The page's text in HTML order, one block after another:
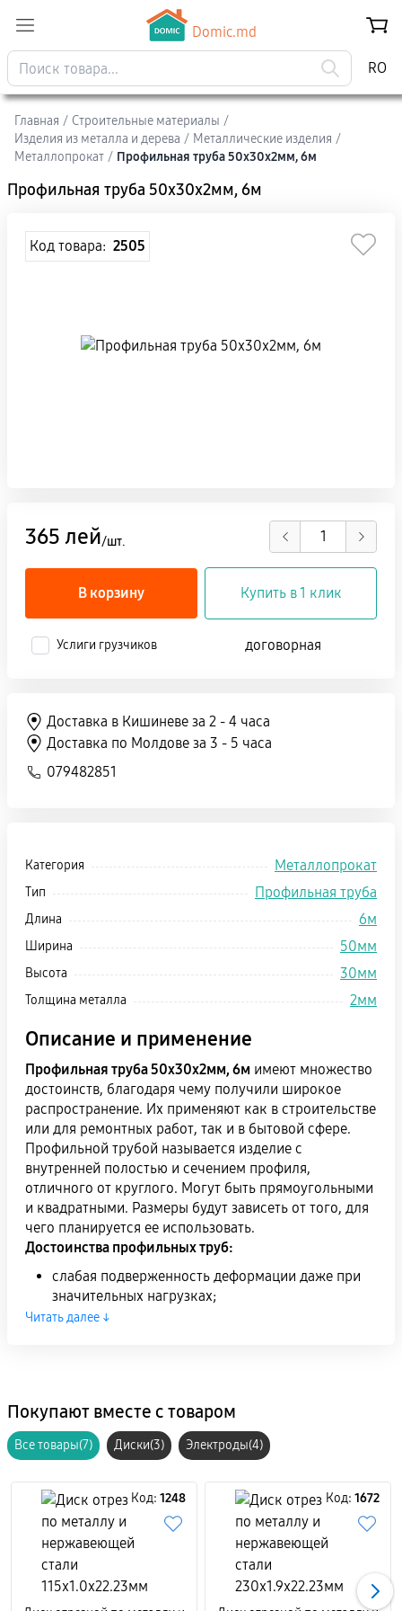
Domic.md
RO
Главная / Строительные материалы /
Изделия из металла и дерева / Mеталлические изделия /
Металлопрокат / Профильная труба 50x30x2мм, 6м
Профильная труба 50x30x2мм, 6м
Код товара: 2505
Категория Металлопрокат
Тип Профильная труба
Длина 6м
Ширина 50мм
Высота 30мм
Толщина металла 2мм
Описание и применение
Профильная труба 50х30х2мм, 6м имеют множество
достоинств, благодаря чему получили широкое
распространение. Их применяют как в строительстве
или для ремонтных работ, так и в бытовой сфере.
Профильной трубой называется изделие с
внутренней полостью и сечением профиля,
отличного от круглого. Могут быть прямоугольными
и квадратными. Размеры будут зависеть от того, для
чего планируется ее использовать.
Достоинства профильных труб:
слабая подверженность деформации даже при
значительных нагрузках;
небольшой вес;
При выполнении строительства и ремонтных работ
профильные трубы могут быть использованы в
различных видах конструкций:
Для создания металлических каркасов высотных
опор, башенных кранов, временных виадуков и
других, более мелких каркасов, наподобие
оконных ставен и гаражных ворот;
Для сооружения лесов, сооруженных из
профильного проката. Они имеют небольшой
Читать далее ↓
365 лей/шт.
В корзину Купить в 1 клик
Услиги грузчиков договорная
Доставка в Кишиневе за 2 - 4 часа
Доставка по Молдове за 3 - 5 часа
079482851
Покупают вместе с товаром
Все товары(7) Диски(3) Электроды(4)
Код: 1248 Код: 1672